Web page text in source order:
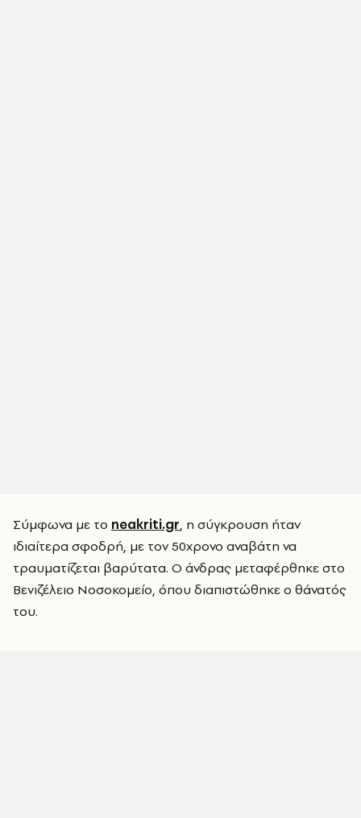
Σύμφωνα με το neakriti.gr, η σύγκρουση ήταν
ιδιαίτερα σφοδρή, με τον 50χρονο αναβάτη να
τραυματίζεται βαρύτατα. Ο άνδρας μεταφέρθηκε στο
Βενιζέλειο Νοσοκομείο, όπου διαπιστώθηκε ο θάνατός
του.